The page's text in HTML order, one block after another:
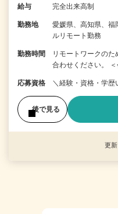
給与 完全出来高制
勤務地
愛媛県、高知県、
ルリモート勤務
勤務時間
リモートワークの
合わせください。
応募資格 ＼経験・資格・学歴
後で見る
更